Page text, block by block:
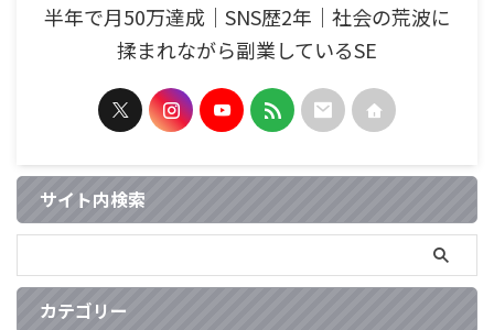
半年で月50万達成｜SNS歴2年｜社会の荒波に
揉まれながら副業しているSE
サイト内検索
カテゴリー